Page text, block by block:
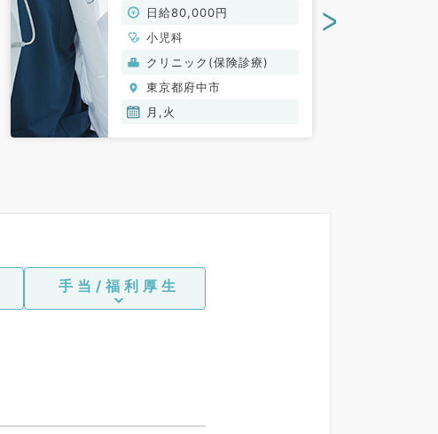
ニックです～（小児科／非
常勤）
日給80,000円
小児科
クリニック(保険診療)
東京都府中市
月,火
>
手当/福利厚生